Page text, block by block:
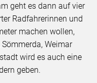
geht es dann auf vier
Radfahrerinnen und
machen wollen,
Sömmerda, Weimar
wird es auch eine
geben.